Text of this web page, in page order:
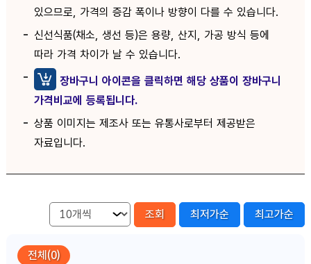
있으므로, 가격의 증감 폭이나 방향이 다를 수 있습니다.
신선식품(채소, 생선 등)은 용량, 산지, 가공 방식 등에
따라 가격 차이가 날 수 있습니다.
장바구니 아이콘을 클릭하면 해당 상품이 장바구니
가격비교에 등록됩니다.
상품 이미지는 제조사 또는 유통사로부터 제공받은
자료입니다.
조회 최저가순 최고가순
전체(0)